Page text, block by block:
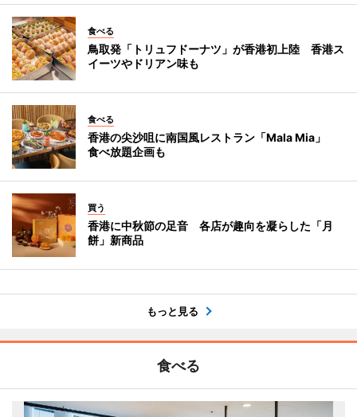
食べる
鳥取発「トリュフドーナツ」が香港初上陸 香港ス
イーツやドリアン味も
食べる
香港の尖沙咀に南国風レストラン「Mala Mia」
食べ放題企画も
買う
香港に中秋節の足音 各店が趣向を凝らした「月
餅」新商品
もっと見る
食べる